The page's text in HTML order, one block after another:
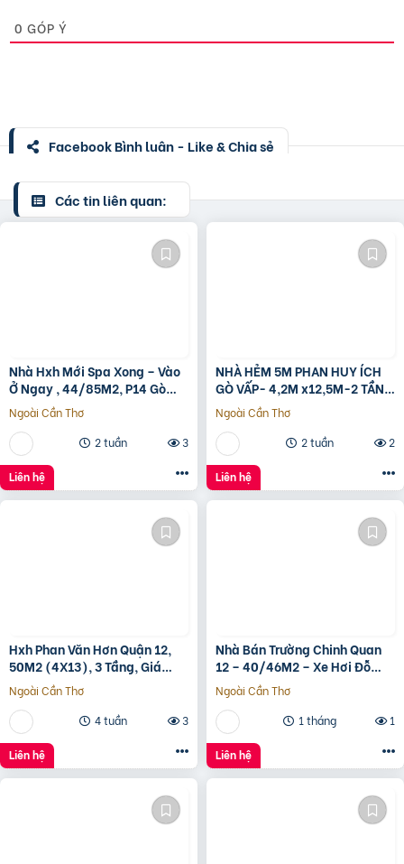
0 GÓP Ý
Facebook Bình luận - Like & Chia sẻ
Các tin liên quan:
Nhà Hxh Mới Spa Xong – Vào
Ở Ngay , 44/85M2, P14 Gò
Vấp, Giá 4.X Tỷ
Ngoài Cần Thơ
2 tuần
3
Liên hệ
NHÀ HẺM 5M PHAN HUY ÍCH
GÒ VẤP- 4,2M x12,5M-2 TẦNG
– GIÁ 4,4 TỶ
Ngoài Cần Thơ
2 tuần
2
Liên hệ
Hxh Phan Văn Hơn Quận 12,
50M2 (4X13), 3 Tầng, Giá
4.96 Tỷ
Ngoài Cần Thơ
4 tuần
3
Liên hệ
Nhà Bán Trường Chinh Quan
12 – 40/46M2 – Xe Hơi Đỗ
Cửa – 3.1 Tỷ
Ngoài Cần Thơ
1 tháng
1
Liên hệ